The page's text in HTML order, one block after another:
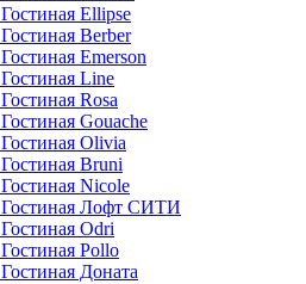
Гостиная Ellipse
Гостиная Berber
Гостиная Emerson
Гостиная Line
Гостиная Rosa
Гостиная Gouache
Гостиная Olivia
Гостиная Bruni
Гостиная Nicole
Гостиная Лофт СИТИ
Гостиная Odri
Гостиная Pollo
Гостиная Доната